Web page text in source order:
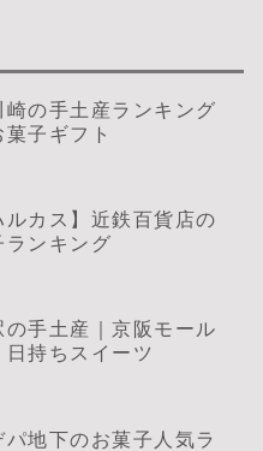
崎の手土産ランキング
菓子ギフト
ルカス】近鉄百貨店の
ランキング
の手土産｜京阪モール
持ちスイーツ
パ地下のお菓子人気ラ